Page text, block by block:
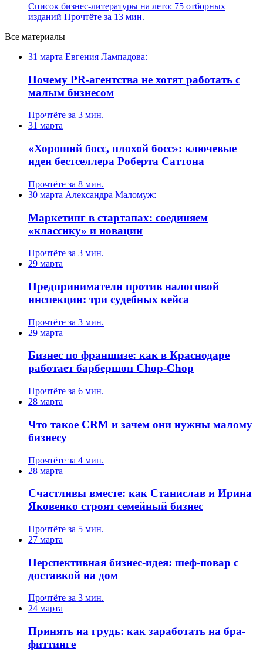
Список бизнес-литературы на лето: 75 отборных
изданий Прочтёте за 13 мин.
Все материалы
31 марта Евгения Лампадова:
Почему PR-агентства не хотят работать с
малым бизнесом
Прочтёте за 3 мин.
31 марта
«Хороший босс, плохой босс»: ключевые
идеи бестселлера Роберта Саттона
Прочтёте за 8 мин.
30 марта Александра Маломуж:
Маркетинг в стартапах: соединяем
«классику» и новации
Прочтёте за 3 мин.
29 марта
Предприниматели против налоговой
инспекции: три судебных кейса
Прочтёте за 3 мин.
29 марта
Бизнес по франшизе: как в Краснодаре
работает барбершоп Chop-Chop
Прочтёте за 6 мин.
28 марта
Что такое CRM и зачем они нужны малому
бизнесу
Прочтёте за 4 мин.
28 марта
Счастливы вместе: как Станислав и Ирина
Яковенко строят семейный бизнес
Прочтёте за 5 мин.
27 марта
Перспективная бизнес-идея: шеф-повар с
доставкой на дом
Прочтёте за 3 мин.
24 марта
Принять на грудь: как заработать на бра-
фиттинге